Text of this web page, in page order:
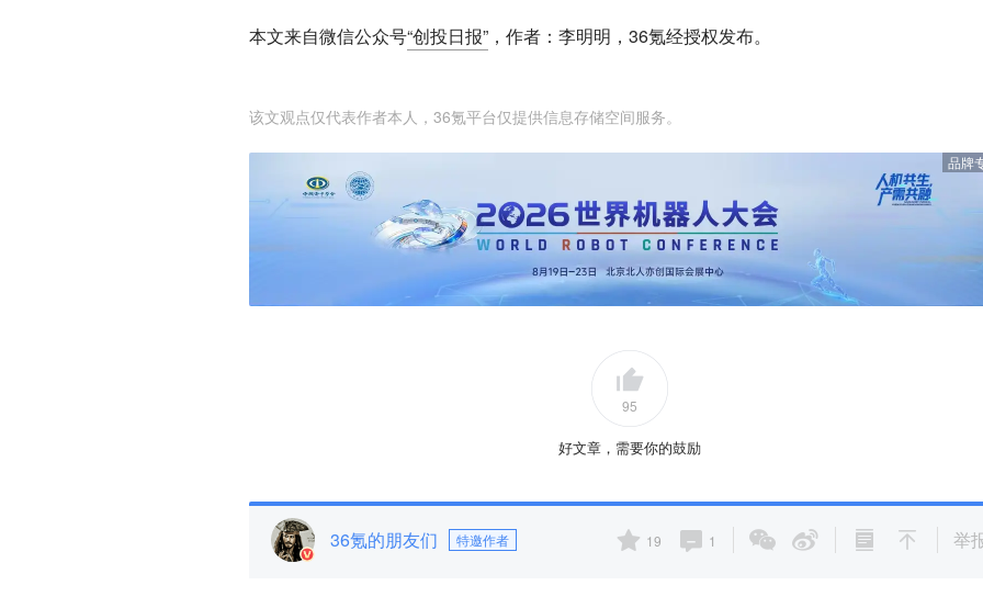
本文来自微信公众号“创投日报” ，作者：李明明，36氪经授权发布。
该文观点仅代表作者本人，36氪平台仅提供信息存储空间服务。
品牌
95
好文章，需要你的鼓励
36氪的朋友们 特邀作者 19 1 举